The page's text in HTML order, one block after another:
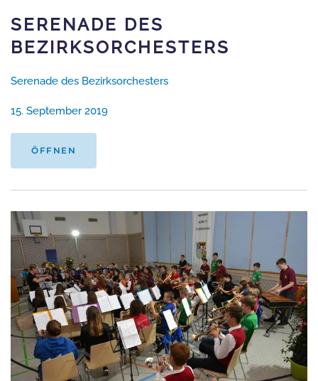
SERENADE DES
BEZIRKSORCHESTERS
Serenade des Bezirksorchesters
15. September 2019
ÖFFNEN